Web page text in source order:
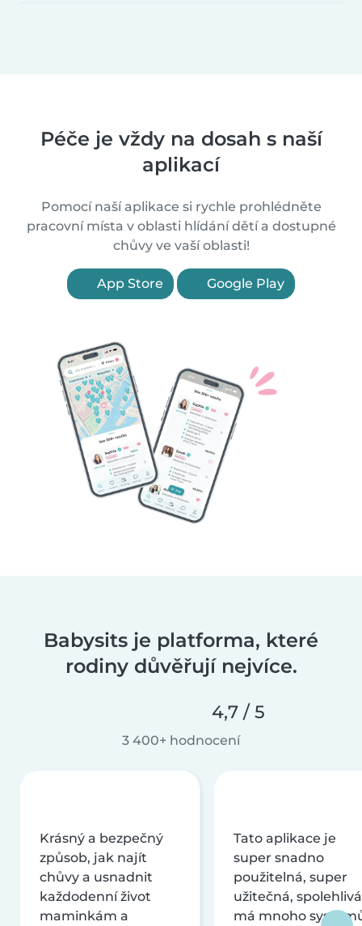
Péče je vždy na dosah s naší
aplikací
Pomocí naší aplikace si rychle prohlédněte
pracovní místa v oblasti hlídání dětí a dostupné
chůvy ve vaší oblasti!
App Store Google Play
Babysits je platforma, které
rodiny důvěřují nejvíce.
4,7 / 5
3 400+ hodnocení
Krásný a bezpečný
způsob, jak najít
chůvy a usnadnit
každodenní život
maminkám a
Tato aplikace je
super snadno
použitelná, super
užitečná,
má mnoho